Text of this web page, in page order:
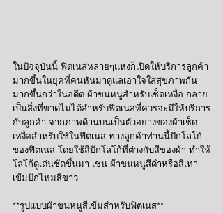
ในปัจจุบันนี้ ฟิตเนสหลายๆแห่งก็เปิดให้บริการลูกค้า
มากขึ้นในยุคที่คนหันมาดูแลเอาใจใส่สุขภาพกัน
มากขึ้นกว่าในอดีต ผ้าขนหนูสำหรับเช็ดเหงื่อ กลาย
เป็นสิ่งที่ขาดไม่ได้สำหรับฟิตเนสที่ควรจะมีให้บริการ
กับลูกค้า จากภาพด้านบนเป็นตัวอย่างของผ้าเช็ด
เหงื่อสำหรับใช้ในฟิตเนส ทางลูกค้าท่านนี้ปักโลโก้
ของฟิตเนส โดยใช้สีปักโลโก้ที่ต่างกับสีของผ้า ทำให้
โลโก้ดูเด่นชัดขึ้นมา เช่น ผ้าขนหนูสีดำหรือสีเทา
เข้มปักไหมสีขาว
**รูปแบบผ้าขนหนูสีเข้มสำหรับฟิตเนส**